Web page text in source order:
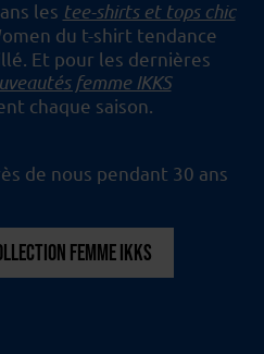
les tee-shirts et tops chic
du t-shirt tendance
Et pour les dernières
femme IKKS
chaque saison.
de nous pendant 30 ans
FEMME IKKS